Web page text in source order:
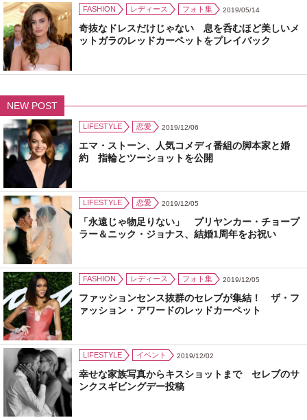
FASHION レディース フォト集 2019/05/14
奇抜なドレスだけじゃない 息を呑むほど美しいメ
ットガラのレッドカーペットをプレイバック
NEW POST
LIFESTYLE 恋愛 2019/12/06
エマ・ストーン、人気コメディ番組の脚本家と婚
約 指輪とツーショットを公開
LIFESTYLE 恋愛 2019/12/05
「永遠じゃ物足りない」 プリヤンカー・チョープ
ラー＆ニック・ジョナス、結婚1周年をお祝い
FASHION レディース フォト集 2019/12/05
ファッションセンス抜群のセレブが集結！ ザ・フ
ァッション・アワードのレッドカーペット
LIFESTYLE イベント 2019/12/02
幸せな家族写真からキスショットまで セレブのサ
ンクスギビングデー投稿